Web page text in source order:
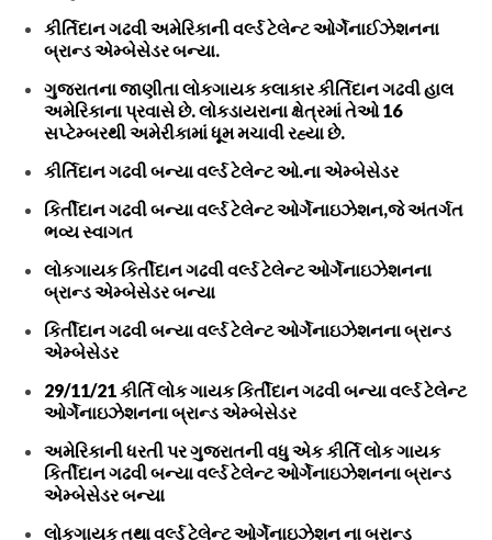
કીર્તિદાન ગઢવી અમેરિકાની વર્લ્ડ ટેલેન્ટ ઓર્ગેનાઈઝેશનના
બ્રાન્ડ એમ્બેસેડર બન્યા.
ગુજરાતના જાણીતા લોકગાયક કલાકાર કીર્તિદાન ગઢવી હાલ
અમેરિકાના પ્રવાસે છે. લોકડાયરાના ક્ષેત્રમાં તેઓ 16
સપ્ટેમ્બરથી અમેરીકામાં ધૂમ મચાવી રહ્યા છે.
કીર્તિદાન ગઢવી બન્યા વર્લ્ડ ટેલેન્ટ ઓ.ના એમ્બેસેડર
કિર્તીદાન ગઢવી બન્યા વર્લ્ડ ટેલેન્ટ ઓર્ગેનાઇઝેશન,જે અંતર્ગત
ભવ્ય સ્વાગત
લોકગાયક કિર્તીદાન ગઢવી વર્લ્ડ ટેલેન્ટ ઓર્ગેનાઇઝેશનના
બ્રાન્ડ એમ્બેસેડર બન્યા
કિર્તીદાન ગઢવી બન્યા વર્લ્ડ ટેલેન્ટ ઓર્ગેનાઇઝેશનના બ્રાન્ડ
એમ્બેસેડર
29/11/21 કીર્તિ લોક ગાયક કિર્તીદાન ગઢવી બન્યા વર્લ્ડ ટેલેન્ટ
ઓર્ગેનાઇઝેશનના બ્રાન્ડ એમ્બેસેડર
અમેરિકાની ધરતી પર ગુજરાતની વધુ એક કીર્તિ લોક ગાયક
કિર્તીદાન ગઢવી બન્યા વર્લ્ડ ટેલેન્ટ ઓર્ગેનાઇઝેશનના બ્રાન્ડ
એમ્બેસેડર બન્યા
લોકગાયક તથા વર્લ્ડ ટેલેન્ટ ઓર્ગેનાઇઝેશન ના બ્રાન્ડ